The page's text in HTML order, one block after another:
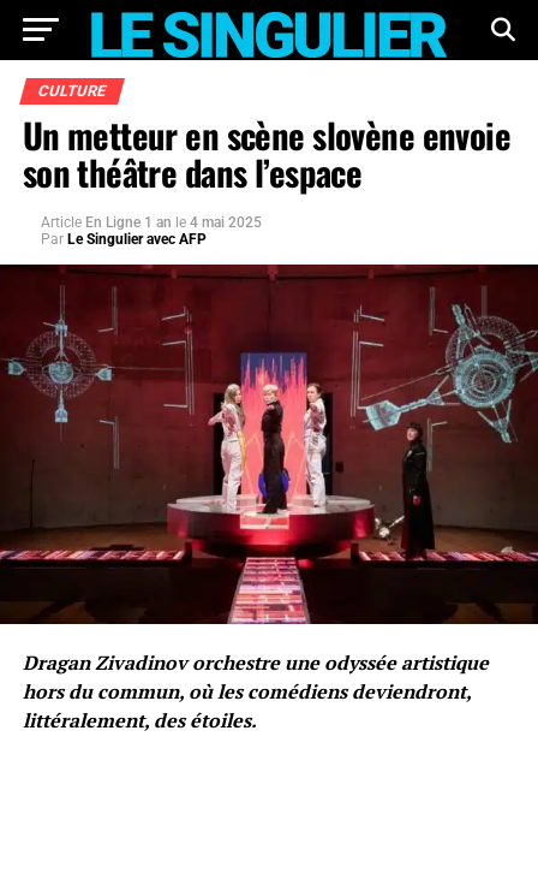
CULTURE
Un metteur en scène slovène envoie
son théâtre dans l’espace
Article En Ligne 1 an le 4 mai 2025
Par Le Singulier avec AFP
Dragan Zivadinov orchestre une odyssée artistique
hors du commun, où les comédiens deviendront,
littéralement, des étoiles.